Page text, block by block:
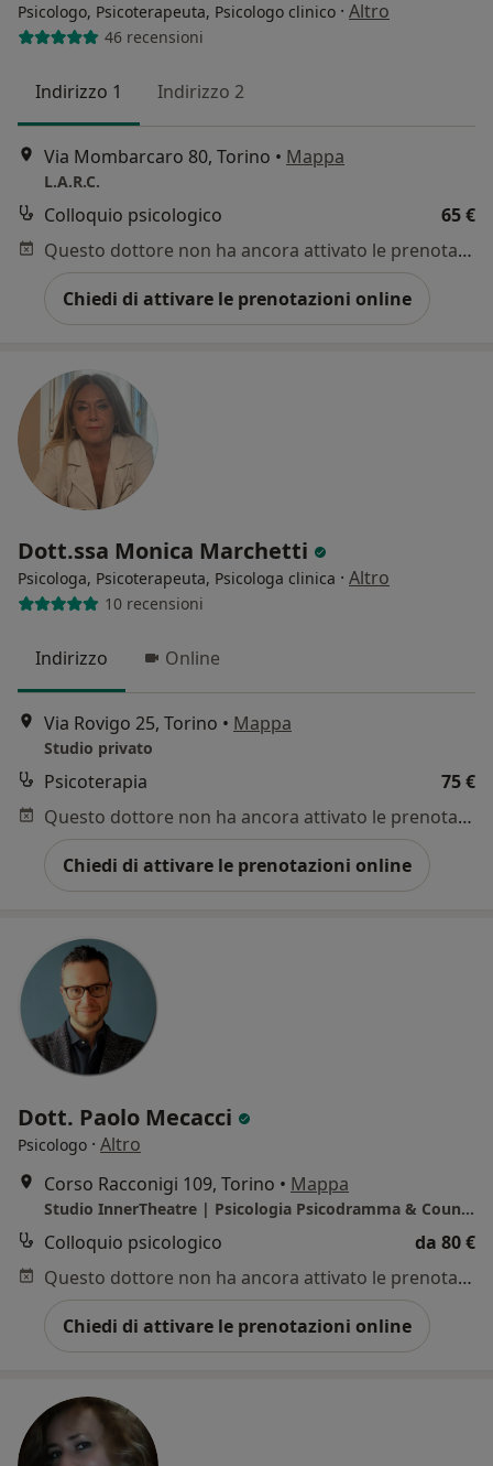
Psicologo, Psicoterapeuta, Psicologo clinico · Altro
46 recensioni
Indirizzo 1 Indirizzo 2
Via Mombarcaro 80, Torino • Mappa
L.A.R.C.
Colloquio psicologico
65 €
Questo dottore non ha ancora attivato le prenotazioni online presso questo indirizzo.
Chiedi di attivare le prenotazioni online
Dott.ssa Monica Marchetti
Psicologa, Psicoterapeuta, Psicologa clinica · Altro
10 recensioni
Indirizzo Online
Via Rovigo 25, Torino • Mappa
Studio privato
Psicoterapia
75 €
Questo dottore non ha ancora attivato le prenotazioni online presso questo indirizzo.
Chiedi di attivare le prenotazioni online
Dott. Paolo Mecacci
Psicologo · Altro
Corso Racconigi 109, Torino • Mappa
Studio InnerTheatre | Psicologia Psicodramma & Counseling | Dottor Paolo Mecacci
Colloquio psicologico
da 80 €
Questo dottore non ha ancora attivato le prenotazioni online presso questo indirizzo.
Chiedi di attivare le prenotazioni online